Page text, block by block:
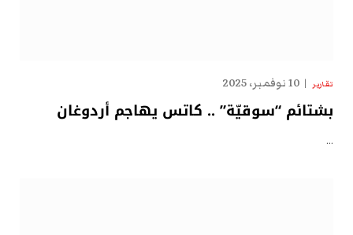
تقارير 10 نوفمبر، 2025
بشتائم “سوقيّة” .. كاتس يهاجم أردوغان
…